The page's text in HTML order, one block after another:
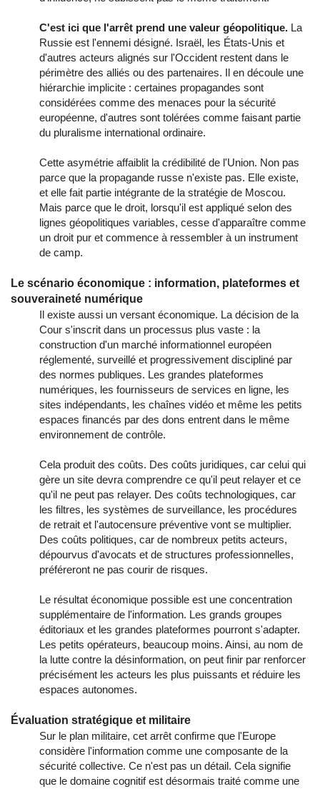
C'est ici que l'arrêt prend une valeur géopolitique. La
Russie est l'ennemi désigné. Israël, les États-Unis et
d'autres acteurs alignés sur l'Occident restent dans le
périmètre des alliés ou des partenaires. Il en découle une
hiérarchie implicite : certaines propagandes sont
considérées comme des menaces pour la sécurité
européenne, d'autres sont tolérées comme faisant partie
du pluralisme international ordinaire.
Cette asymétrie affaiblit la crédibilité de l'Union. Non pas
parce que la propagande russe n'existe pas. Elle existe,
et elle fait partie intégrante de la stratégie de Moscou.
Mais parce que le droit, lorsqu'il est appliqué selon des
lignes géopolitiques variables, cesse d'apparaître comme
un droit pur et commence à ressembler à un instrument
de camp.
Le scénario économique : information, plateformes et
souveraineté numérique
Il existe aussi un versant économique. La décision de la
Cour s'inscrit dans un processus plus vaste : la
construction d'un marché informationnel européen
réglementé, surveillé et progressivement discipliné par
des normes publiques. Les grandes plateformes
numériques, les fournisseurs de services en ligne, les
sites indépendants, les chaînes vidéo et même les petits
espaces financés par des dons entrent dans le même
environnement de contrôle.
Cela produit des coûts. Des coûts juridiques, car celui qui
gère un site devra comprendre ce qu'il peut relayer et ce
qu'il ne peut pas relayer. Des coûts technologiques, car
les filtres, les systèmes de surveillance, les procédures
de retrait et l'autocensure préventive vont se multiplier.
Des coûts politiques, car de nombreux petits acteurs,
dépourvus d'avocats et de structures professionnelles,
préféreront ne pas courir de risques.
Le résultat économique possible est une concentration
supplémentaire de l'information. Les grands groupes
éditoriaux et les grandes plateformes pourront s'adapter.
Les petits opérateurs, beaucoup moins. Ainsi, au nom de
la lutte contre la désinformation, on peut finir par renforcer
précisément les acteurs les plus puissants et réduire les
espaces autonomes.
Évaluation stratégique et militaire
Sur le plan militaire, cet arrêt confirme que l'Europe
considère l'information comme une composante de la
sécurité collective. Ce n'est pas un détail. Cela signifie
que le domaine cognitif est désormais traité comme une